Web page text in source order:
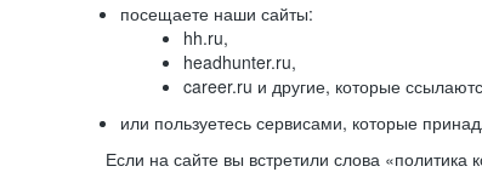
посещаете наши сайты:
hh.ru,
headhunter.ru,
career.ru и другие, которые
или пользуетесь сервисами, которые
Если на сайте вы встретили слова